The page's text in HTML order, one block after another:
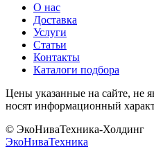
О нас
Доставка
Услуги
Статьи
Контакты
Каталоги подбора
Цены указанные на сайте, не
носят информационный
© ЭкоНиваТехника-Холдинг
ЭкоНиваТехника